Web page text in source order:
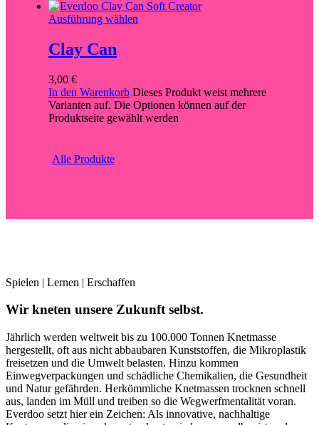
Ausführung wählen
Clay Can
3,00 €
In den Warenkorb Dieses Produkt weist mehrere
Varianten auf. Die Optionen können auf der
Produktseite gewählt werden
Alle Produkte
Spielen | Lernen | Erschaffen
Wir kneten unsere Zukunft selbst.
Jährlich werden weltweit bis zu 100.000 Tonnen Knetmasse
hergestellt, oft aus nicht abbaubaren Kunststoffen, die Mikroplastik
freisetzen und die Umwelt belasten. Hinzu kommen
Einwegverpackungen und schädliche Chemikalien, die Gesundheit
und Natur gefährden. Herkömmliche Knetmassen trocknen schnell
aus, landen im Müll und treiben so die Wegwerfmentalität voran.
Everdoo setzt hier ein Zeichen: Als innovative, nachhaltige